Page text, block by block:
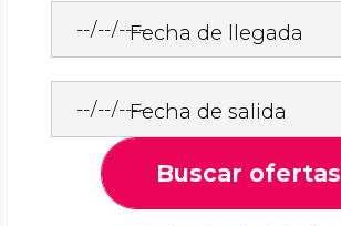
Fecha de llegada
Fecha de salida
Buscar ofertas